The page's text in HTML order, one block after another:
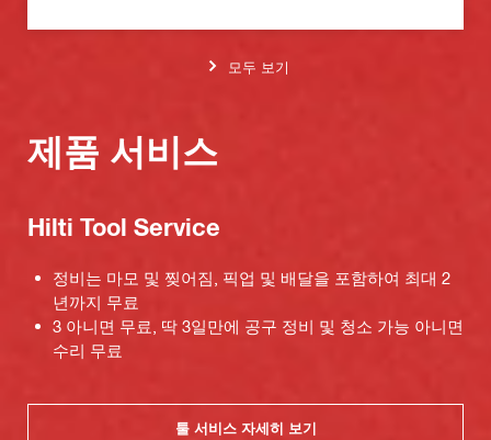
모두 보기
제품 서비스
Hilti Tool Service
정비는 마모 및 찢어짐, 픽업 및 배달을 포함하여 최대 2
년까지 무료
3 아니면 무료, 딱 3일만에 공구 정비 및 청소 가능 아니면
수리 무료
툴 서비스 자세히 보기